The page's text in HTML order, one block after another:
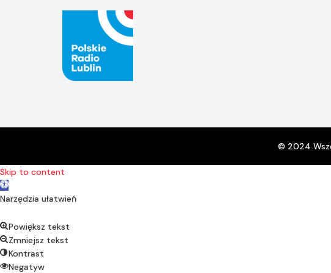
© 2024
Skip to content
Open toolbar
Narzędzia ułatwień
Powiększ tekst
Zmniejsz tekst
Kontrast
Negatyw